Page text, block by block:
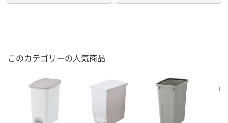
このカテゴリーの人気商品